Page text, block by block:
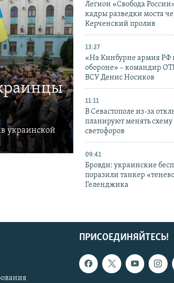
украинской
Легион «Свобода
кадры разведки моста
Керченский пролив
13:27
«На Кинбурне армия РФ
обороне» – командир
ВСУ Денис Носиков
11:11
В Севастополе из-за
планируют менять
светофоров
09:41
Бровди: украинские
поразили танкер
Геленджика
ПРИСОЕДИНЯЙТЕСЬ!